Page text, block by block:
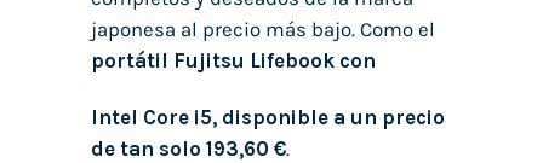
japonesa al precio más bajo. Como el
portátil Fujitsu Lifebook con
Intel Core i5, disponible a un precio
de tan solo 193,60 €.